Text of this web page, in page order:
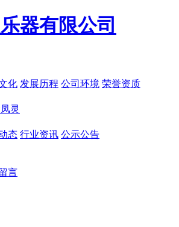
化 发展历程 公司环境 荣誉资质
灵
态 行业资讯 公示公告
言